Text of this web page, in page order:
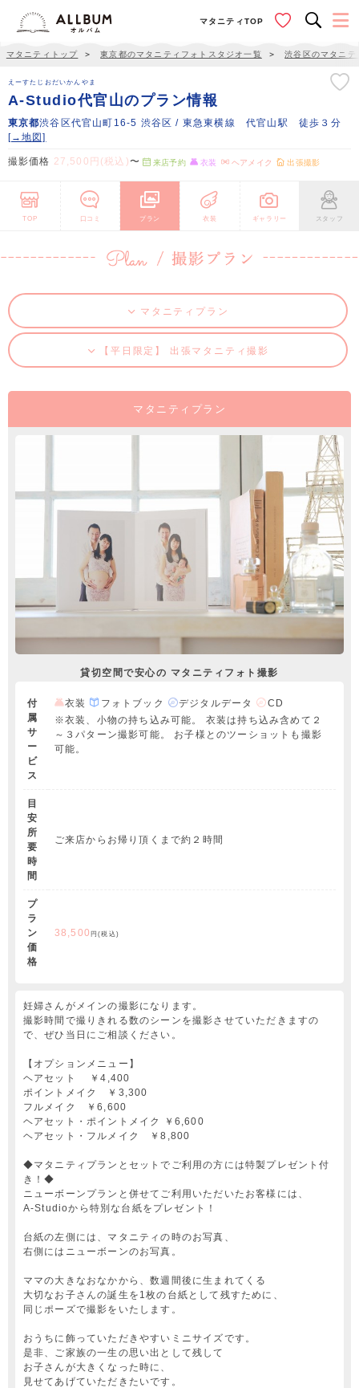
マタニティTOP
マタニティトップ ＞ 東京都のマタニティフォトスタジオ一覧 ＞ 渋谷区のマタニ
えーすたじおだいかんやま
A-Studio代官山のプラン情報
東京都渋谷区代官山町16-5 渋谷区 / 東急東横線 代官山駅 徒歩３分
[→地図]
撮影価格 27,500円(税込)〜 来店予約 衣装 ヘアメイク 出張撮影
TOP 口コミ プラン 衣装 ギャラリー スタッフ
マタニティプラン
【平日限定】 出張マタニティ撮影
マタニティプラン
貸切空間で安心の マタニティフォト撮影
付
属
サ
ー
ビ
ス
衣装 フォトブック デジタルデータ
CD
※衣装、小物の持ち込み可能。 衣装は持ち込み含めて２
～３パターン撮影可能。 お子様とのツーショットも撮影
可能。
目
安
所
要
時
間
ご来店からお帰り頂くまで約２時間
プ
ラ
ン
価
格
38,500 円(税込)
妊婦さんがメインの撮影になります。
撮影時間で撮りきれる数のシーンを撮影させていただきますの
で、ぜひ当日にご相談ください。
【オプションメニュー】
ヘアセット ￥4,400
ポイントメイク ￥3,300
フルメイク ￥6,600
ヘアセット・ポイントメイク ￥6,600
ヘアセット・フルメイク ￥8,800
◆マタニティプランとセットでご利用の方には特製プレゼント付
き！◆
ニューボーンプランと併せてご利用いただいたお客様には、
A-Studioから特別な台紙をプレゼント！
台紙の左側には、マタニティの時のお写真、
右側にはニューボーンのお写真。
ママの大きなおなかから、数週間後に生まれてくる
大切なお子さんの誕生を1枚の台紙として残すために、
同じポーズで撮影をいたします。
おうちに飾っていただきやすいミニサイズです。
是非、ご家族の一生の思い出として残して
お子さんが大きくなった時に、
見せてあげていただきたいです。